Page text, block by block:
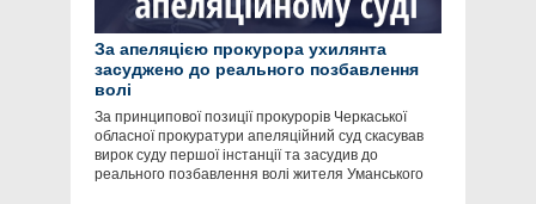
За апеляцією прокурора ухилянта
засуджено до реального позбавлення
волі
За принципової позиції прокурорів Черкаської
обласної прокуратури апеляційний суд скасував
вирок суду першої інстанції та засудив до
реального позбавлення волі жителя Уманського